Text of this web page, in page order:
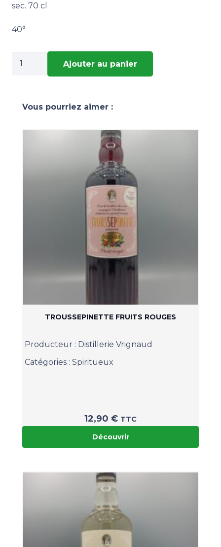
sec. 70 cl
40°
quantité
Ajouter au panier
Vous pourriez aimer :
TROUSSEPINETTE FRUITS ROUGES
Producteur : Distillerie Vrignaud
Catégories : Spiritueux
12,90 € TTC
Découvrir